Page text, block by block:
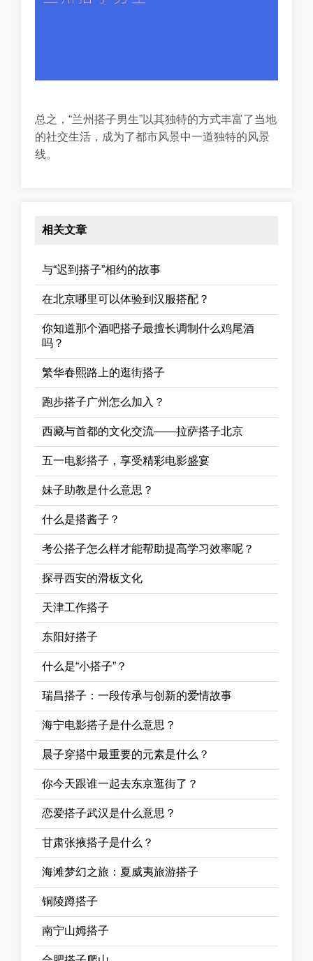
总之，“兰州搭子男生”以其独特的方式丰富了当地
的社交生活，成为了都市风景中一道独特的风景
线。
相关文章
与“迟到搭子”相约的故事
在北京哪里可以体验到汉服搭配？
你知道那个酒吧搭子最擅长调制什么鸡尾酒
吗？
繁华春熙路上的逛街搭子
跑步搭子广州怎么加入？
西藏与首都的文化交流——拉萨搭子北京
五一电影搭子，享受精彩电影盛宴
妹子助教是什么意思？
什么是搭酱子？
考公搭子怎么样才能帮助提高学习效率呢？
探寻西安的滑板文化
天津工作搭子
东阳好搭子
什么是“小搭子”？
瑞昌搭子：一段传承与创新的爱情故事
海宁电影搭子是什么意思？
晨子穿搭中最重要的元素是什么？
你今天跟谁一起去东京逛街了？
恋爱搭子武汉是什么意思？
甘肃张掖搭子是什么？
海滩梦幻之旅：夏威夷旅游搭子
铜陵蹲搭子
南宁山姆搭子